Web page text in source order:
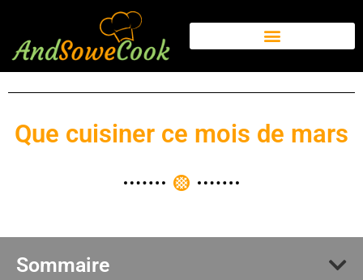
Que cuisiner ce mois de mars
Sommaire